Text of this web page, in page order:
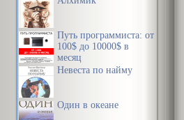
Путь программиста: от
100$ до 10000$ в
месяц
Невеста по найму
Один в океане